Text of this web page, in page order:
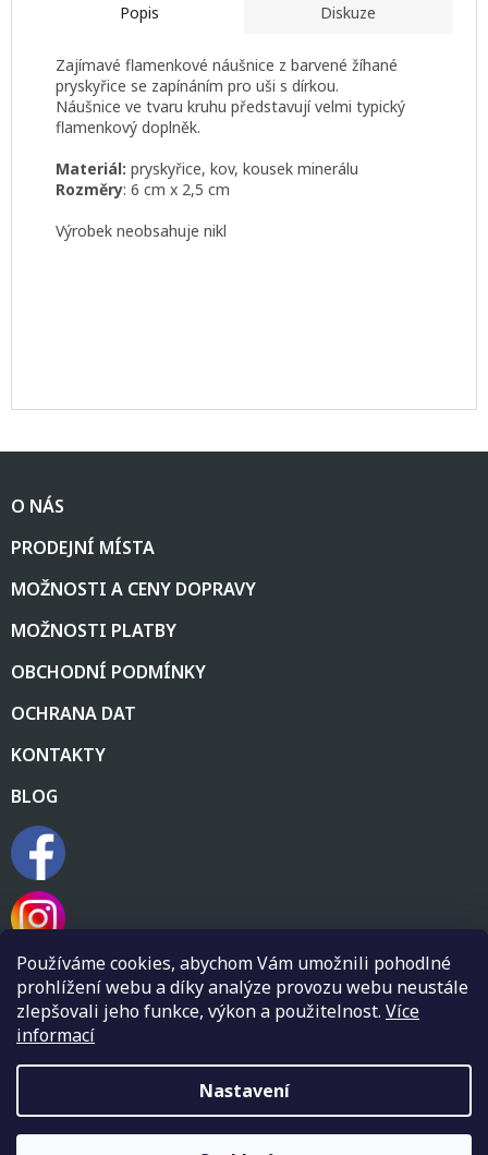
Používáme cookies, abychom Vám umožnili pohodlné
prohlížení webu a díky analýze provozu webu neustále
zlepšovali jeho funkce, výkon a použitelnost. Více
informací
Nastavení
Popis Diskuze
Zajímavé flamenkové náušnice z barvené žíhané
pryskyřice se zapínáním pro uši s dírkou.
Náušnice ve tvaru kruhu představují velmi typický
flamenkový doplněk.
Materiál: pryskyřice, kov, kousek minerálu
Rozměry: 6 cm x 2,5 cm
Výrobek neobsahuje nikl
Z
pO NÁS
PRODEJNÍ MÍSTA
MOŽNOSTI A CENY DOPRAVY
MOŽNOSTI PLATBY
OBCHODNÍ PODMÍNKY
OCHRANA DAT
KONTAKTY
BLOG
Copyright 2026Flamenco obchod Flamenkin. Všechna práva